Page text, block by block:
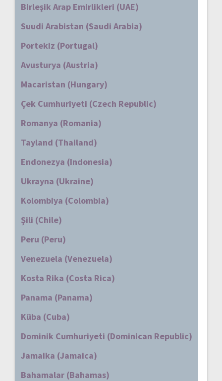
Birleşik Arap Emirlikleri (UAE)
Suudi Arabistan (Saudi Arabia)
Portekiz (Portugal)
Avusturya (Austria)
Macaristan (Hungary)
Çek Cumhuriyeti (Czech Republic)
Romanya (Romania)
Tayland (Thailand)
Endonezya (Indonesia)
Ukrayna (Ukraine)
Kolombiya (Colombia)
Şili (Chile)
Peru (Peru)
Venezuela (Venezuela)
Kosta Rika (Costa Rica)
Panama (Panama)
Küba (Cuba)
Dominik Cumhuriyeti (Dominican Republic)
Jamaika (Jamaica)
Bahamalar (Bahamas)